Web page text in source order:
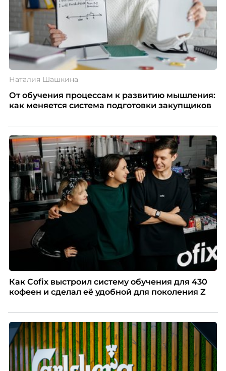
культуры лидерства в организациях.
Наталия Шашкина
От обучения процессам к развитию мышления:
как меняется система подготовки закупщиков
Как Cofix выстроил систему обучения для 430
кофеен и сделал её удобной для поколения Z